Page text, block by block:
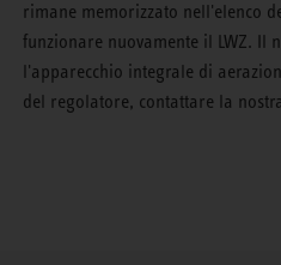
rimane memorizzato nell'elenco
funzionare nuovamente il LWZ. Il
l'apparecchio integrale di
del regolatore, contattare la